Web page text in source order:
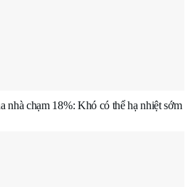
nhà chạm 18%: Khó có thể hạ nhiệt sớm